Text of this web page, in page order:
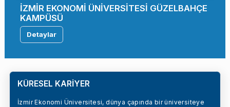
İZMİR EKONOMİ ÜNİVERSİTESİ GÜZELBAHÇE
KAMPÜSÜ
Detaylar
KÜRESEL KARİYER
İzmir Ekonomi Üniversitesi, dünya çapında bir üniversiteye